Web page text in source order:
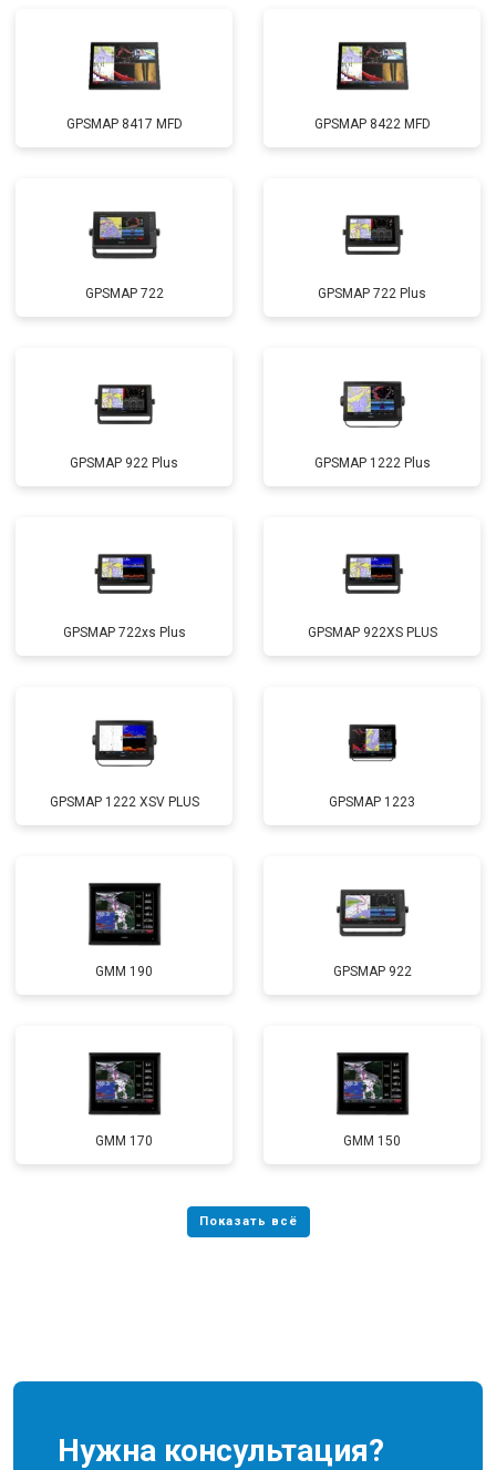
GPSMAP 8417 MFD GPSMAP 8422 MFD
GPSMAP 722 GPSMAP 722 Plus
GPSMAP 922 Plus GPSMAP 1222 Plus
GPSMAP 722xs Plus GPSMAP 922XS PLUS
GPSMAP 1222 XSV PLUS GPSMAP 1223
GMM 190 GPSMAP 922
GMM 170 GMM 150
Нужна консультация?